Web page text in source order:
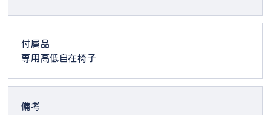
付属品
専用高低自在椅子
備考